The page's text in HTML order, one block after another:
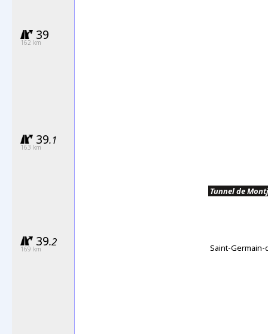
39
162 km
39.1
163 km
Tunnel de
39.2
169 km Saint-Germain-